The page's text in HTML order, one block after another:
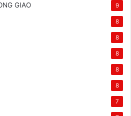
GIAO 9
8
8
8
8
8
7